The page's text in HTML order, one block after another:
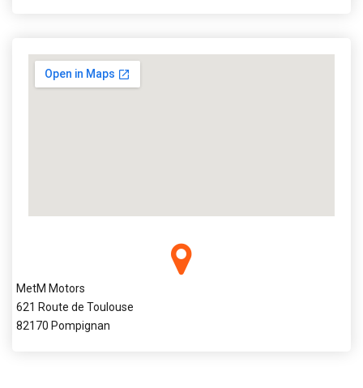
MetM Motors
621 Route de Toulouse
82170 Pompignan